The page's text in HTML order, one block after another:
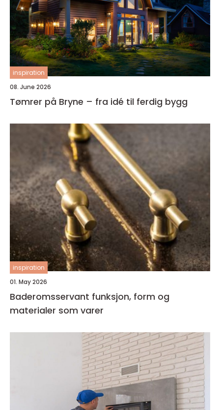
inspiration
08. June 2026
Tømrer på Bryne – fra idé til ferdig bygg
inspiration
01. May 2026
Baderomsservant funksjon, form og
materialer som varer